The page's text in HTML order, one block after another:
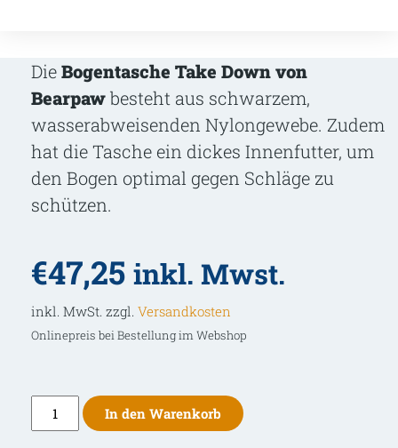
DieBogentasche Take Down von
Bearpawbesteht aus schwarzem,
wasserabweisenden Nylongewebe. Zudem
hat die Tasche ein dickes Innenfutter, um
den Bogen optimal gegen Schläge zu
schützen.
€47,25 inkl. Mwst.
inkl. MwSt. zzgl. Versandkosten
Onlinepreis bei Bestellung im Webshop
Bearpaw
Bogentasche
In den Warenkorb